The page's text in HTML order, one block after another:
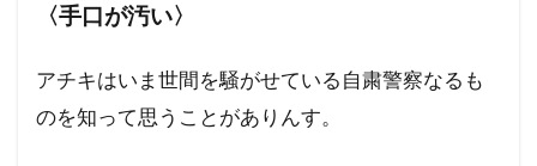
〈手口が汚い〉
アチキはいま世間を騒がせている自粛警察なるも
のを知って思うことがありんす。